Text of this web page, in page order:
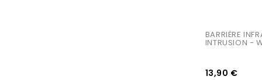
BARRIÈRE
INTRUSION -
13,90 €